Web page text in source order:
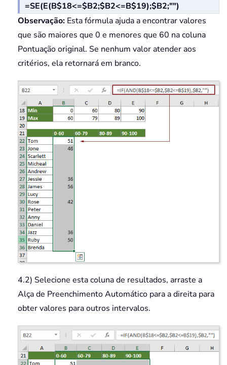
=SE(E(B$18<=$B2;$B2<=B$19);$B2;"")
Observação: Esta fórmula ajuda a encontrar valores
que são maiores que 0 e menores que 60 na coluna
Pontuação original. Se nenhum valor atender aos
critérios, ela retornará em branco.
4.2) Selecione esta coluna de resultados, arraste a
Alça de Preenchimento Automático para a direita para
obter valores para outros intervalos.